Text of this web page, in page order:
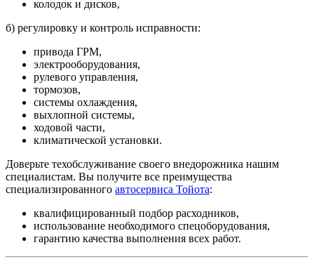
колодок и дисков,
б) регулировку и контроль исправности:
привода ГРМ,
электрооборудования,
рулевого управления,
тормозов,
системы охлаждения,
выхлопной системы,
ходовой части,
климатической установки.
Доверьте техобслуживание своего внедорожника нашим
специалистам. Вы получите все преимущества
специализированного автосервиса Тойота:
квалифицированный подбор расходников,
использование необходимого спецоборудования,
гарантию качества выполнения всех работ.